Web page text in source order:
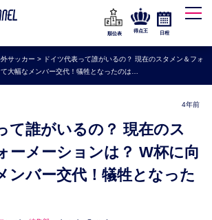
ーグ
ーガ
ーム
順位表
得点王 日程
サッカー > ドイツ代表って誰がいるの？ 現在のスタメン＆フォ
大幅なメンバー交代！犠牲となったのは…
4年前
ーメーションは？ W杯に向
ンバー交代！犠牲となった